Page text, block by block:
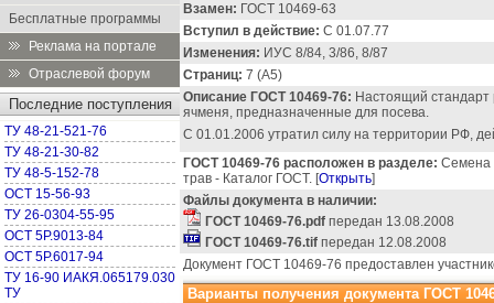
Бесплатные программы
Реклама на портале
Отраслевой форум
Последние поступления
ТУ 48-21-521-76
ТУ 48-21-30-82
ТУ 48-5-152-78
ОСТ 15-56-93
ТУ 26-0304-55-95
ОСТ 5Р.9013-84
ОСТ 5Р.6017-94
ТУ 16-90 ИАКЯ.065179.030
ТУ
Взамен: ГОСТ 10469-63
Вступил в действие: С 01.07.77
Изменения: ИУС 8/84, 3/86, 8/87
Страниц: 7 (А5)
Описание ГОСТ 10469-76: Настоящий стандарт
ячменя, предназначенные для посева.
С 01.01.2006 утратил силу на территории РФ,
ГОСТ 10469-76 расположен в разделе: Семена
трав - Каталог ГОСТ. [Открыть]
Файлы документа в наличии:
ГОСТ 10469-76.pdf передан 13.08.2008
ГОСТ 10469-76.tif передан 12.08.2008
Документ ГОСТ 10469-76 предоставлен
Варианты получения документа ГОСТ